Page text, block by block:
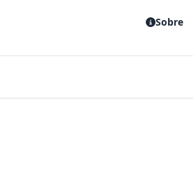
Sobre